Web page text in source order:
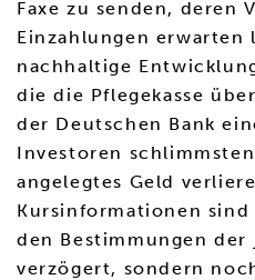
Faxe zu senden, deren
Einzahlungen erwarten
nachhaltige
die die Pflegekasse
der Deutschen Bank
Investoren
angelegtes Geld
Kursinformationen sind
den Bestimmungen der
verzögert, sondern